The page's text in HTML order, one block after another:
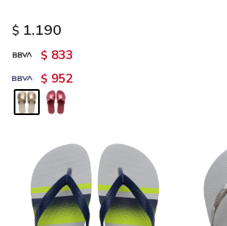
$ 1.190
$ 833
$ 952